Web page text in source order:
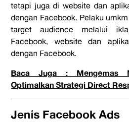
tetapi juga di website dan
dengan Facebook. Pelaku
target audience melalui
Facebook, website dan
dengan Facebook.
Baca Juga : Mengemas
Optimalkan Strategi Direct
Jenis Facebook Ads